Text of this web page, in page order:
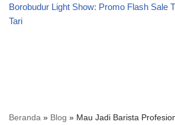
Borobudur Light Show: Promo Flash Sale
Tari
Beranda » Blog » Mau Jadi Barista